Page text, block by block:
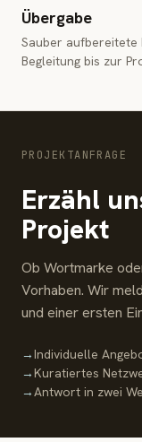
Übergabe
Sauber aufbereitete
Begleitung bis zur
PROJEKTANFRAGE
Erzähl
Projekt
Ob Wortmarke
Vorhaben. Wir
und einer ersten
→Individuelle
→Kuratiertes
→Antwort in zwei